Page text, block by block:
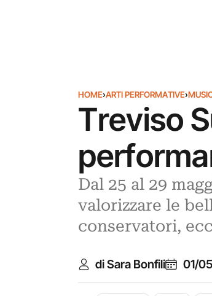
HOME›ARTI PERFORMATIVE›
Treviso
Dal 25 al 29
valorizzare le
conservatori,
di Sara Bonfili 01/